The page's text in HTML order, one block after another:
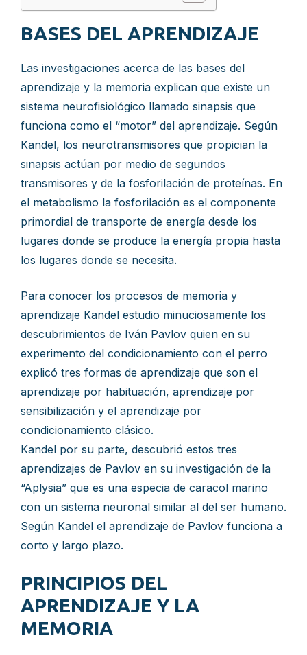
BASES DEL APRENDIZAJE
Las investigaciones acerca de las bases del
aprendizaje y la memoria explican que existe un
sistema neurofisiológico llamado sinapsis que
funciona como el “motor” del aprendizaje. Según
Kandel, los neurotransmisores que propician la
sinapsis actúan por medio de segundos
transmisores y de la fosforilación de proteínas. En
el metabolismo la fosforilación es el componente
primordial de transporte de energía desde los
lugares donde se produce la energía propia hasta
los lugares donde se necesita.
Para conocer los procesos de memoria y
aprendizaje Kandel estudio minuciosamente los
descubrimientos de Iván Pavlov quien en su
experimento del condicionamiento con el perro
explicó tres formas de aprendizaje que son el
aprendizaje por habituación, aprendizaje por
sensibilización y el aprendizaje por
condicionamiento clásico.
Kandel por su parte, descubrió estos tres
aprendizajes de Pavlov en su investigación de la
“Aplysia” que es una especia de caracol marino
con un sistema neuronal similar al del ser humano.
Según Kandel el aprendizaje de Pavlov funciona a
corto y largo plazo.
PRINCIPIOS DEL
APRENDIZAJE Y LA
MEMORIA